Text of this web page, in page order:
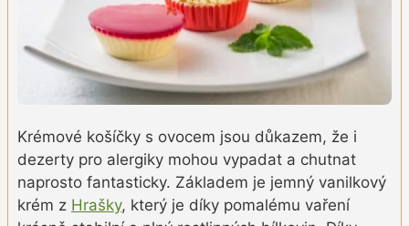
Krémové košíčky s ovocem jsou důkazem, že i
dezerty pro alergiky mohou vypadat a chutnat
naprosto fantasticky. Základem je jemný vanilkový
krém z Hrašky, který je díky pomalému vaření